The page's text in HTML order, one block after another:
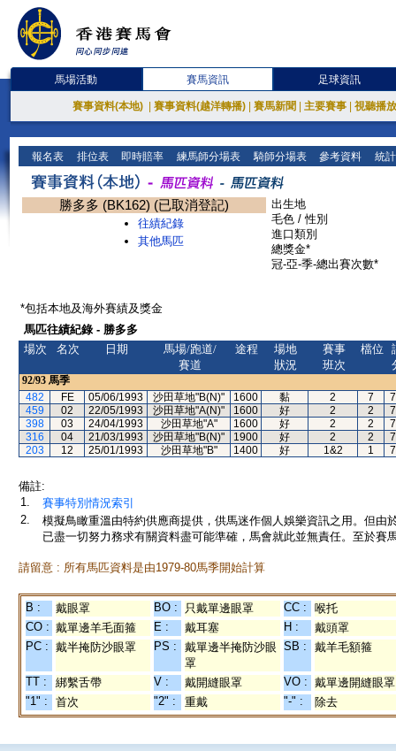
馬場活動 賽馬資訊 足球資訊
賽事資料(本地) 賽事資料(越洋轉播) 賽馬新聞 主要賽事 視聽播
報名表 排位表 即時賠率 練馬師分場表 騎師分場表 參考資料 統
勝多多 (BK162) (已取消登記)
往績紀錄
其他馬匹
出生地
毛色 / 性別
進口類別
總獎金*
冠-亞-季-總出賽次數*
*包括本地及海外賽績及獎金
馬匹往績紀錄 - 勝多多
場次
名次 日期
馬場/跑道/
賽道
途程
場地
狀況
賽事
班次
檔位
92/93 馬季
482
FE 05/06/1993 沙田草地"B(N)" 1600 黏 2 7
459
02 22/05/1993 沙田草地"A(N)" 1600 好 2 2
398
03 24/04/1993 沙田草地"A" 1600 好 2 2
316
04 21/03/1993 沙田草地"B(N)" 1900 好 2 2
203
12 25/01/1993 沙田草地"B" 1400 好 1&2 1
備註:
1.
賽事特別情況索引
2.
模擬鳥瞰重溫由特約供應商提供，供馬迷作個人娛樂資訊之用。但
已盡一切努力務求有關資料盡可能準確，馬會就此並無責任。至於賽
請留意 : 所有馬匹資料是由1979-80馬季開始計算
B : 戴眼罩 BO : 只戴單邊眼罩 CC :
喉托
CO : 戴單邊羊毛面箍 E : 戴耳塞 H :
戴頭罩
PC : 戴半掩防沙眼罩 PS :
戴單邊半掩防沙眼
罩
SB : 戴羊毛額箍
TT : 綁繫舌帶 V : 戴開縫眼罩 VO : 戴單邊開縫眼罩
"1" :
首次 "2" : 重戴 "-" : 除去